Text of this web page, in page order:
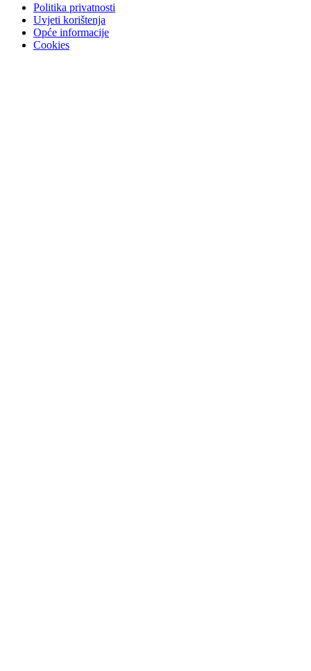
Politika privatnosti
Uvjeti korištenja
Opće informacije
Cookies